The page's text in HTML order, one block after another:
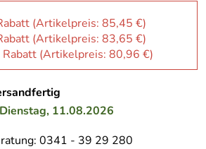
(Artikelpreis: 85,45 €)
(Artikelpreis: 83,65 €)
(Artikelpreis: 80,96 €)
11.08.2026
0341 - 39 29 280